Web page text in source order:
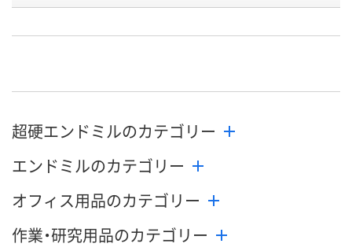
入れ鋼(～45HRC)、鋳
入れ鋼(～45HRC)、鋳
(～350HB)。
入れ鋼(～
号
わずか
超硬エンドミルのカテゴリー
エンドミルのカテゴリー
オフィス用品のカテゴリー
作業・研究用品のカテゴリー